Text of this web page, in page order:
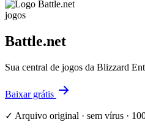
jogos
Battle.net
Sua central de jogos da Blizzard
Baixar grátis
✓ Arquivo original · sem vírus ·